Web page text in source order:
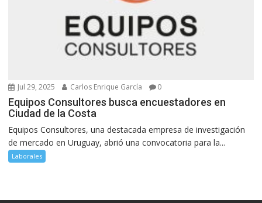
Jul 29, 2025 Carlos Enrique García 0
Equipos Consultores busca encuestadores en
Ciudad de la Costa
Equipos Consultores, una destacada empresa de investigación
de mercado en Uruguay, abrió una convocatoria para la...
Laborales